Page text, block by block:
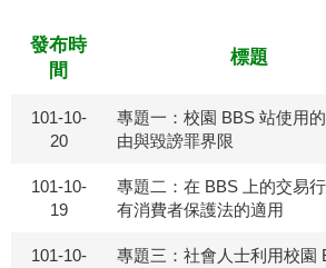
發布時
間
標題
101-10-
20
專題一：校園 BBS 站使用
由與毀謗罪界限
101-10-
19
專題二：在 BBS 上的交易
有消費者保護法的適用
101-10-
專題三：社會人士利用校園